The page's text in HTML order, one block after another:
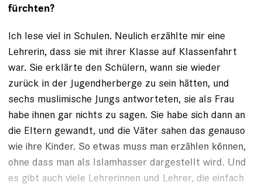
fürchten?
Ich lese viel in Schulen. Neulich erzählte mir eine
Lehrerin, dass sie mit ihrer Klasse auf Klassenfahrt
war. Sie erklärte den Schülern, wann sie wieder
zurück in der Jugendherberge zu sein hätten, und
sechs muslimische Jungs antworteten, sie als Frau
habe ihnen gar nichts zu sagen. Sie habe sich dann an
die Eltern gewandt, und die Väter sahen das genauso
wie ihre Kinder. So etwas muss man erzählen können,
ohne dass man als Islamhasser dargestellt wird. Und
es gibt auch viele Lehrerinnen und Lehrer, die einfach